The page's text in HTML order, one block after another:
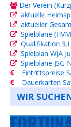
Der Verein
aktuelle
aktueller
Spielpläne
Qualifikation
Spielplan WJA
Spielpläne JSG
Eintrittspreise
Dauerkarten
WIR